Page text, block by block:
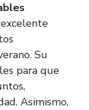
Su
para que
Asimismo,